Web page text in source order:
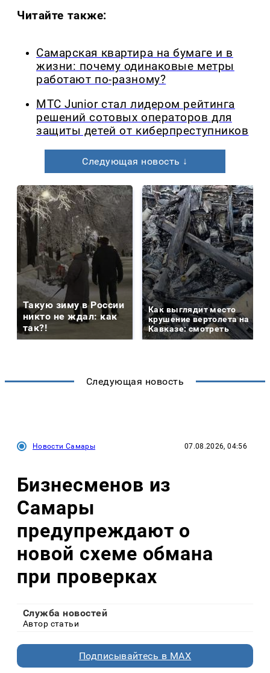
Читайте также:
Самарская квартира на бумаге и в
жизни: почему одинаковые метры
работают по-разному?
МТС Junior стал лидером рейтинга
решений сотовых операторов для
защиты детей от киберпреступников
Следующая новость ↓
Такую зиму в России
никто не ждал: как
так?!
Как выглядит место
крушение вертолета на
Кавказе: смотреть
Следующая новость
Новости Самары 07.08.2026, 04:56
Бизнесменов из
Самары
предупреждают о
новой схеме обмана
при проверках
Служба новостей
Автор статьи
Подписывайтесь в MAX